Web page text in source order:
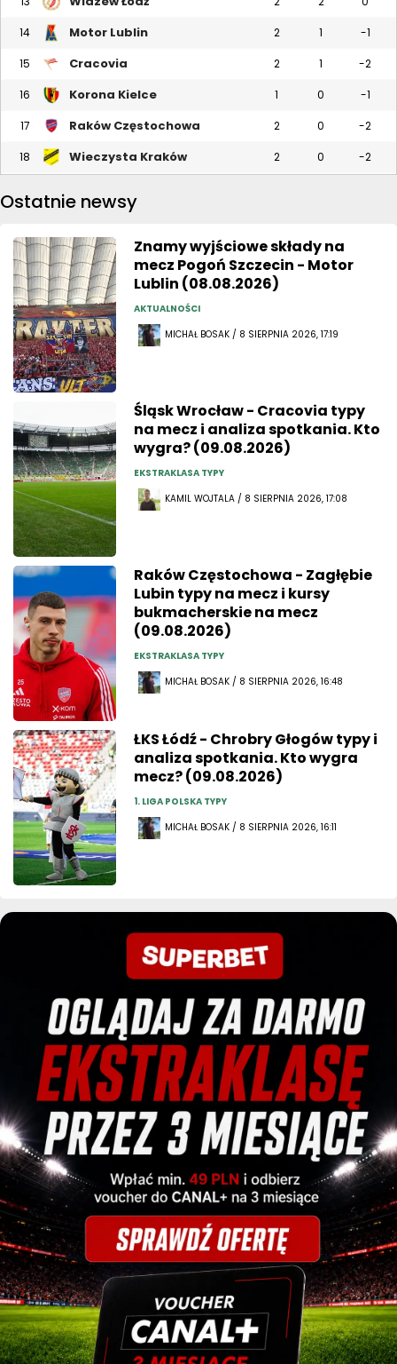
14 Motor Lublin 2 1 -1
15 Cracovia 2 1 -2
16 Korona Kielce 1 0 -1
17 Raków Częstochowa 2 0 -2
18 Wieczysta Kraków 2 0 -2
Ostatnie newsy
Znamy wyjściowe składy na
mecz Pogoń Szczecin - Motor
Lublin (08.08.2026)
AKTUALNOŚCI
MICHAŁ BOSAK / 8 SIERPNIA 2026, 17:19
Śląsk Wrocław - Cracovia typy
na mecz i analiza spotkania. Kto
wygra? (09.08.2026)
EKSTRAKLASA TYPY
KAMIL WOJTALA / 8 SIERPNIA 2026, 17:08
Raków Częstochowa - Zagłębie
Lubin typy na mecz i kursy
bukmacherskie na mecz
(09.08.2026)
EKSTRAKLASA TYPY
MICHAŁ BOSAK / 8 SIERPNIA 2026, 16:48
ŁKS Łódź - Chrobry Głogów typy i
analiza spotkania. Kto wygra
mecz? (09.08.2026)
1. LIGA POLSKA TYPY
MICHAŁ BOSAK / 8 SIERPNIA 2026, 16:11